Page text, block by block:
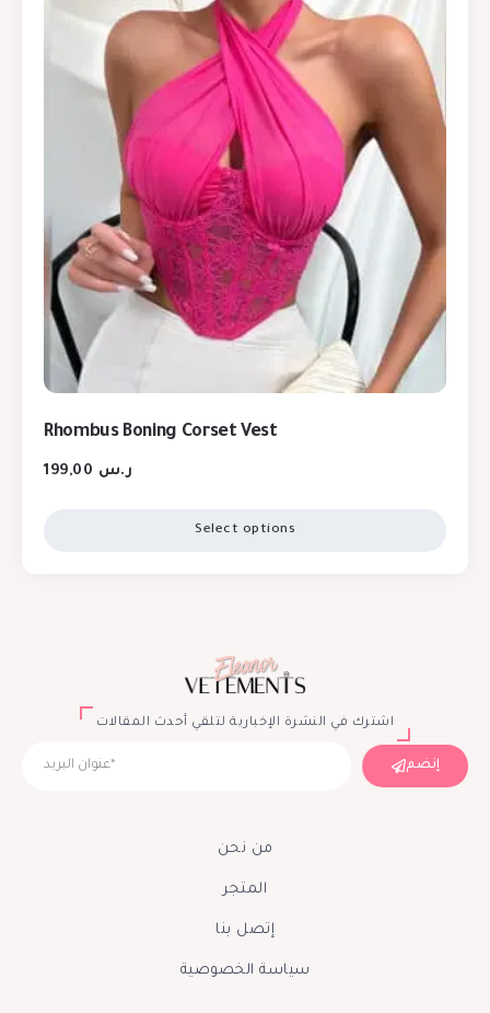
Rhombus Boning Corset Vest
ر.س
Select options
اشترك في النشرة الإخبارية لتلقي أحدث المقالات
إنضم
من نحن
المتجر
إتصل بنا
سياسة الخصوصية